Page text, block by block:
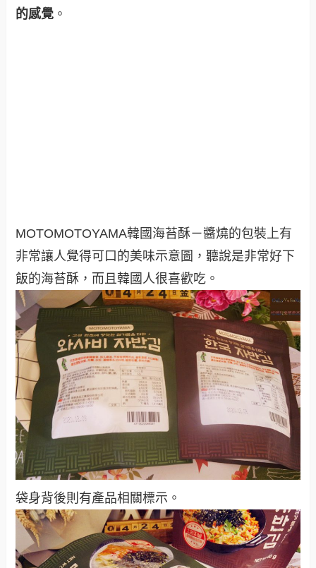
的感覺 。
MOTOMOTOYAMA韓國海苔酥－醬燒的包裝上有
非常讓人覺得可口的美味示意圖，聽說是非常好下
飯的海苔酥，而且韓國人很喜歡吃。
袋身背後則有產品相關標示。